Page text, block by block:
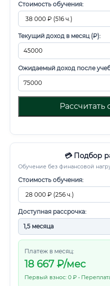
Стоимость обучения:
Текущий доход в месяц (₽):
Ожидаемый доход после
Рассчитать
💳 Подбор
Обучение без финансовой
Стоимость обучения:
Доступная рассрочка:
Платеж в месяц:
18 667 ₽/мес
Первый взнос: 0 ₽ •